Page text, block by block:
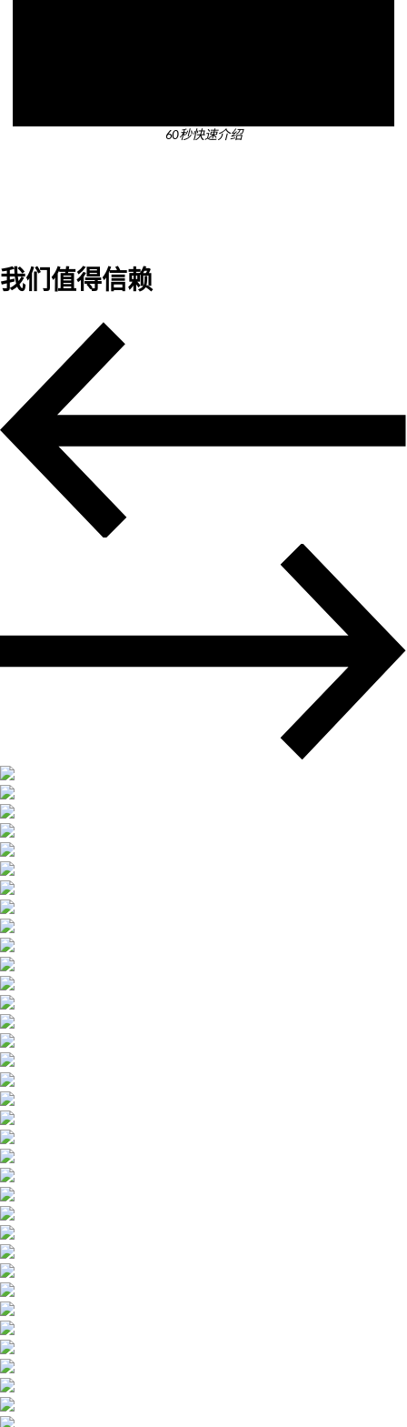
60秒快速介绍
我们值得信赖